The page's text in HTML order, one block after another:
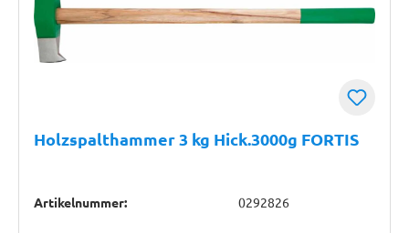
Holzspalthammer 3 kg Hick.3000g FORTIS
Artikelnummer: 0292826